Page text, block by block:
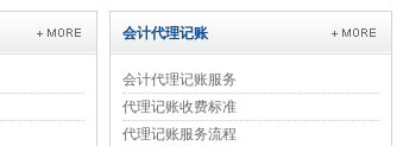
会计代理记账
会计代理记账服务
代理记账收费标准
代理记账服务流程